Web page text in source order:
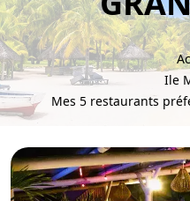
Ile
Mes 5 restaurants